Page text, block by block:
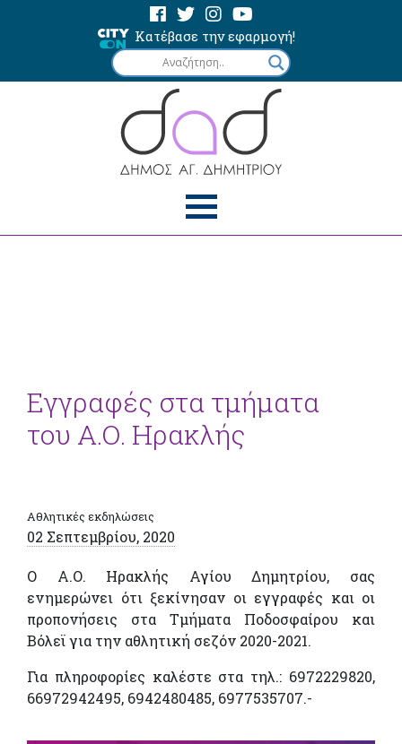
Κατέβασε την εφαρμογή!
Εγγραφές στα τμήματα
του Α.Ο. Ηρακλής
Αθλητικές εκδηλώσεις
02 Σεπτεμβρίου, 2020
Ο Α.Ο. Ηρακλής Αγίου Δημητρίου, σας
ενημερώνει ότι ξεκίνησαν οι εγγραφές και οι
προπονήσεις στα Τμήματα Ποδοσφαίρου και
Βόλεϊ για την αθλητική σεζόν 2020-2021.
Για πληροφορίες καλέστε στα τηλ.: 6972229820,
66972942495, 6942480485, 6977535707.-